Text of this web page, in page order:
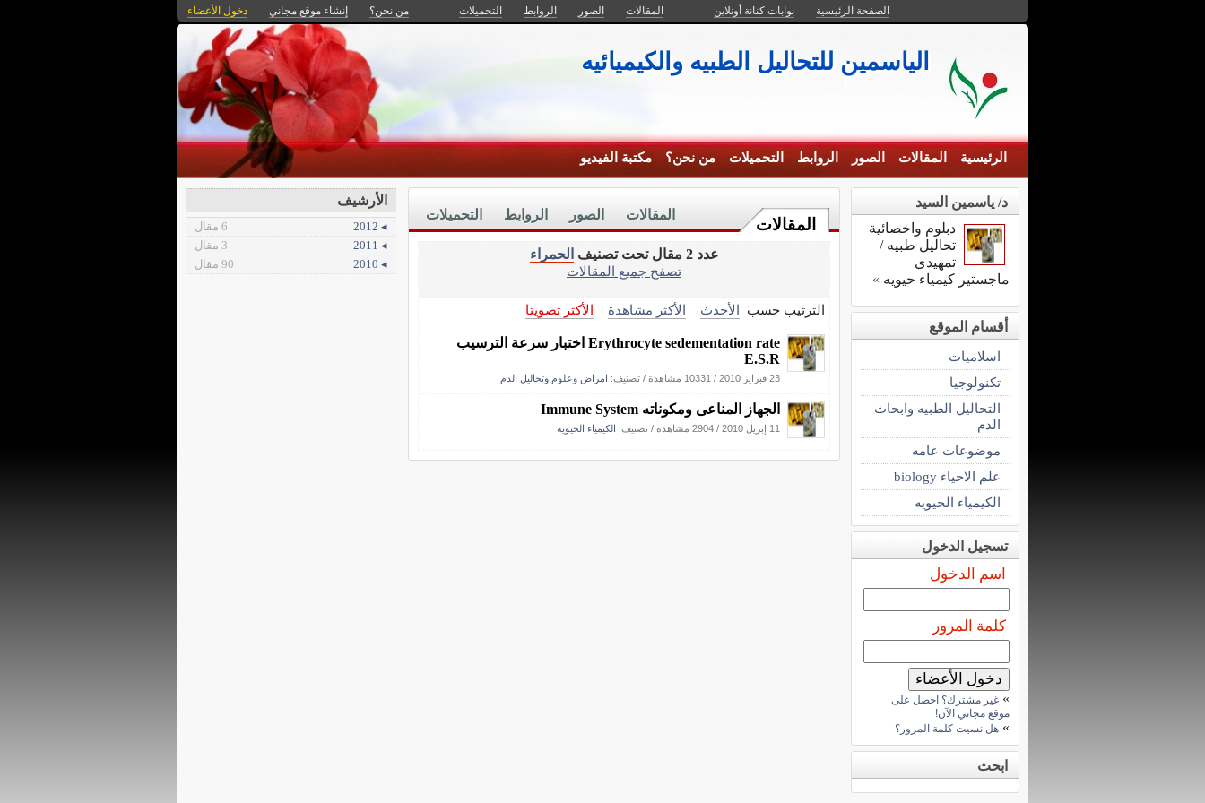
الصفحة الرئيسية بوابات كنانة أونلاين المقالات الصور الروابط التحميلات من نحن؟ إنشاء موقع مجاني دخول الأعضاء
الياسمين للتحاليل الطبيه والكيميائيه
الرئيسية المقالات الصور الروابط التحميلات من نحن؟ مكتبة الفيديو
المقالات
التحميلات الروابط الصور المقالات
عدد 2 مقال تحت تصنيف
الحمراء
تصفح جميع المقالات
الترتيب حسب الأحدث الأكثر مشاهدة الأكثر تصويتا
Erythrocyte sedementation rate اختبار سرعة الترسيب
E.S.R
23 فبراير 2010 / 10331 مشاهدة / تصنيف: امراض وعلوم وتحاليل الدم
الجهاز المناعى ومكوناته Immune System
11 إبريل 2010 / 2904 مشاهدة / تصنيف: الكيمياء الحيويه
د/ ياسمين السيد
دبلوم واخصائية
تحاليل طبيه /
تمهيدى
ماجستير كيمياء حيويه »
أقسام الموقع
اسلاميات
تكنولوجيا
التحاليل الطبيه وابحاث
الدم
موضوعات عامه
علم الاحياء biology
الكيمياء الحيويه
تسجيل الدخول
اسم الدخول
كلمة المرور
» غير مشترك؟ احصل على
موقع مجاني الآن!
» هل نسيت كلمة المرور؟
ابحث
الأرشيف
◂ 2012
6 مقال
◂ 2011
3 مقال
◂ 2010
90 مقال